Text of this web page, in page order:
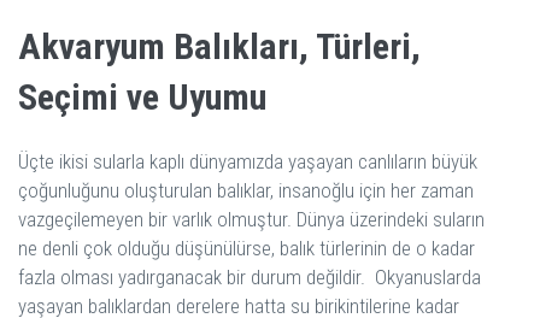
Akvaryum Balıkları, Türleri,
Seçimi ve Uyumu
Üçte ikisi sularla kaplı dünyamızda yaşayan canlıların büyük
çoğunluğunu oluşturulan balıklar, insanoğlu için her zaman
vazgeçilemeyen bir varlık olmuştur. Dünya üzerindeki suların
ne denli çok olduğu düşünülürse, balık türlerinin de o kadar
fazla olması yadırganacak bir durum değildir. Okyanuslarda
yaşayan balıklardan derelere hatta su birikintilerine kadar